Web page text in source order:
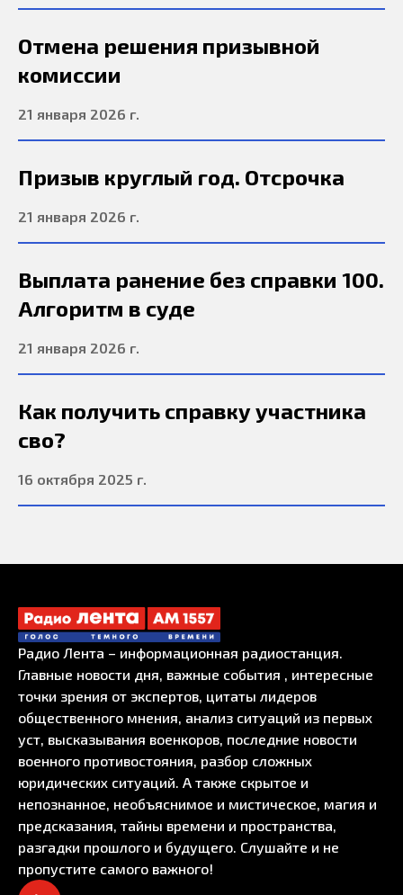
Отмена решения призывной
комиссии
21 января 2026 г.
Призыв круглый год. Отсрочка
21 января 2026 г.
Выплата ранение без справки 100.
Алгоритм в суде
21 января 2026 г.
Как получить справку участника
сво?
16 октября 2025 г.
Радио Лента – информационная радиостанция.
Главные новости дня, важные события , интересные
точки зрения от экспертов, цитаты лидеров
общественного мнения, анализ ситуаций из первых
уст, высказывания военкоров, последние новости
военного противостояния, разбор сложных
юридических ситуаций. А также скрытое и
непознанное, необъяснимое и мистическое, магия и
предсказания, тайны времени и пространства,
разгадки прошлого и будущего. Слушайте и не
пропустите самого важного!